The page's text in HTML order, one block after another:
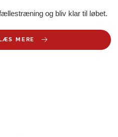
og bliv klar til løbet.
LÆS MERE